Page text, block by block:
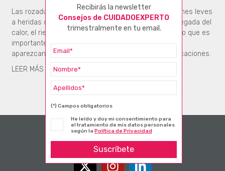
Las rozaduras en las ingles pueden ir desde irritaciones leves
a heridas dolorosas que pueden infectarse. Con la llegada del
calor, el riesgo a sufrir estas lesiones aumenta, por lo que es
importante saber cómo prevenirlas. En caso de que
aparezcan, un tratamiento adecuado evitará complicaciones.
LEER MÁS
Recibirás la newsletter
Consejos de CUIDADOEXPERTO
trimestralmente en tu email.
(*) Campos obligatorios
He leído y doy mi consentimiento para
el tratamiento de mis datos personales
según la Política de Privacidad
Suscríbete